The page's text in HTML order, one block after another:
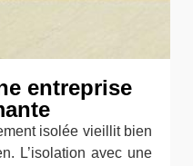
entreprise
isolée vieillit bien
L’isolation avec une